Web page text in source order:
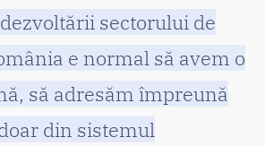
sectorului de
e normal să avem o
să adresăm împreună
din sistemul